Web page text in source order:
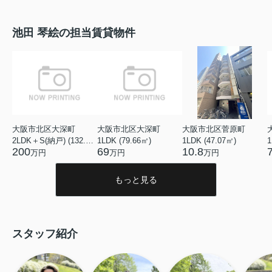
池田 琴絵の担当賃貸物件
大阪市北区大深町
2LDK＋S(納戸) (132.60㎡)
200万円
大阪市北区大深町
1LDK (79.66㎡)
69万円
大阪市北区菅原町
1LDK (47.07㎡)
10.8万円
もっと見る
スタッフ紹介